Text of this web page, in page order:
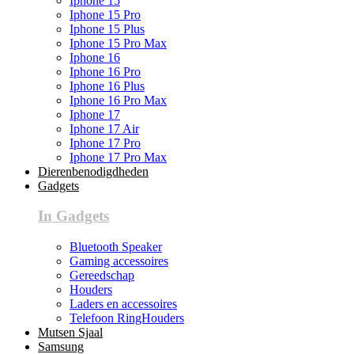
Iphone 15 Pro
Iphone 15 Plus
Iphone 15 Pro Max
Iphone 16
Iphone 16 Pro
Iphone 16 Plus
Iphone 16 Pro Max
Iphone 17
Iphone 17 Air
Iphone 17 Pro
Iphone 17 Pro Max
Dierenbenodigdheden
Gadgets
In Gadgets
Bluetooth Speaker
Gaming accessoires
Gereedschap
Houders
Laders en accessoires
Telefoon RingHouders
Mutsen Sjaal
Samsung